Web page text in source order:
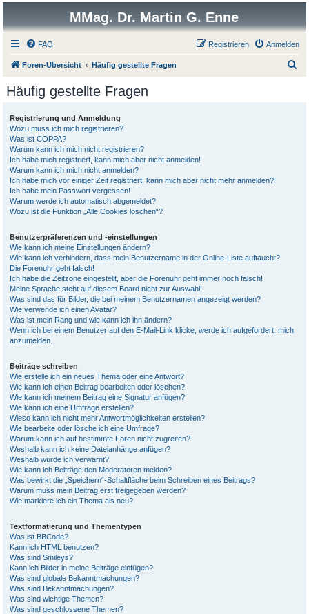
MMag. Dr. Martin G. Enne
FAQ Anmelden
Registrieren
Foren-Übersicht Häufig gestellte Fragen
Häufig gestellte Fragen
Registrierung und Anmeldung
Wozu muss ich mich registrieren?
Was ist COPPA?
Warum kann ich mich nicht registrieren?
Ich habe mich registriert, kann mich aber nicht anmelden!
Warum kann ich mich nicht anmelden?
Ich habe mich vor einiger Zeit registriert, kann mich aber nicht mehr anmelden?!
Ich habe mein Passwort vergessen!
Warum werde ich automatisch abgemeldet?
Wozu ist die Funktion „Alle Cookies löschen“?
Benutzerpräferenzen und -einstellungen
Wie kann ich meine Einstellungen ändern?
Wie kann ich verhindern, dass mein Benutzername in der Online-Liste auftaucht?
Die Forenuhr geht falsch!
Ich habe die Zeitzone eingestellt, aber die Forenuhr geht immer noch falsch!
Meine Sprache steht auf diesem Board nicht zur Auswahl!
Was sind das für Bilder, die bei meinem Benutzernamen angezeigt werden?
Wie verwende ich einen Avatar?
Was ist mein Rang und wie kann ich ihn ändern?
Wenn ich bei einem Benutzer auf den E-Mail-Link klicke, werde ich aufgefordert, mich
anzumelden.
Beiträge schreiben
Wie erstelle ich ein neues Thema oder eine Antwort?
Wie kann ich einen Beitrag bearbeiten oder löschen?
Wie kann ich meinem Beitrag eine Signatur anfügen?
Wie kann ich eine Umfrage erstellen?
Wieso kann ich nicht mehr Antwortmöglichkeiten erstellen?
Wie bearbeite oder lösche ich eine Umfrage?
Warum kann ich auf bestimmte Foren nicht zugreifen?
Weshalb kann ich keine Dateianhänge anfügen?
Weshalb wurde ich verwarnt?
Wie kann ich Beiträge den Moderatoren melden?
Was bewirkt die „Speichern“-Schaltfläche beim Schreiben eines Beitrags?
Warum muss mein Beitrag erst freigegeben werden?
Wie markiere ich ein Thema als neu?
Textformatierung und Thementypen
Was ist BBCode?
Kann ich HTML benutzen?
Was sind Smileys?
Kann ich Bilder in meine Beiträge einfügen?
Was sind globale Bekanntmachungen?
Was sind Bekanntmachungen?
Was sind wichtige Themen?
Was sind geschlossene Themen?